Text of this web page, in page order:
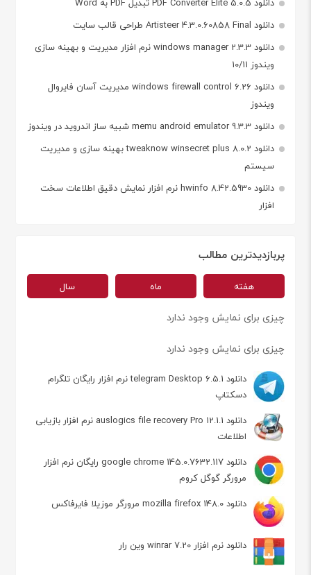
دانلود Artisteer 4.3.0.60858 Final طراحی قالب سایت
دانلود windows manager 2.3.3 نرم افزار مدیریت و بهینه سازی
ویندوز 10/11
دانلود windows firewall control 6.26 مدیریت آسان فایروال
ویندوز
دانلود memu android emulator 9.3.3 شبیه ساز اندروید در ویندوز
دانلود tweaknow winsecret plus 8.0.2 بهینه سازی و مدیریت
سیستم
دانلود hwinfo 8.42.5930 نرم افزار نمایش دقیق اطلاعات سخت
افزار
پربازدیدترین مطالب
هفته ماه سال
چیزی برای نمایش وجود ندارد
چیزی برای نمایش وجود ندارد
دانلود telegram Desktop 6.5.1 نرم افزار رایگان تلگرام
دسکتاپ
دانلود auslogics file recovery Pro 12.1.1 نرم افزار بازیابی
اطلاعات
دانلود google chrome 145.0.7632.117 رایگان نرم افزار
مرورگر گوگل کروم
دانلود mozilla firefox 148.0 مرورگر موزیلا فایرفاکس
دانلود نرم افزار winrar 7.20 وین رار